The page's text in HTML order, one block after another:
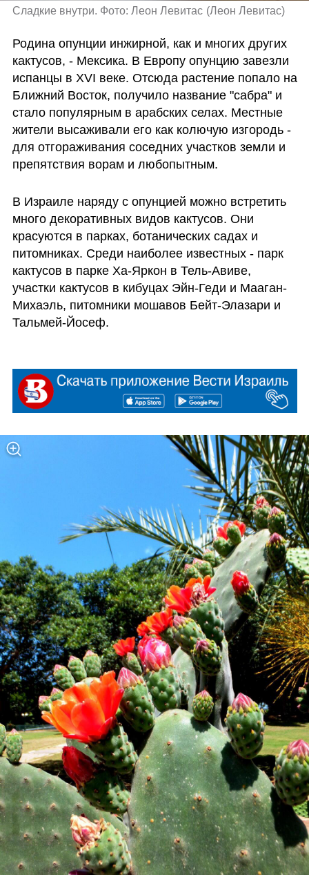
Сладкие внутри. Фото: Леон Левитас (Леон Левитас)
Родина опунции инжирной, как и многих других
кактусов, - Мексика. В Европу опунцию завезли
испанцы в XVI веке. Отсюда растение попало на
Ближний Восток, получило название "сабра" и
стало популярным в арабских селах. Местные
жители высаживали его как колючую изгородь -
для отгораживания соседних участков земли и
препятствия ворам и любопытным.
В Израиле наряду с опунцией можно встретить
много декоративных видов кактусов. Они
красуются в парках, ботанических садах и
питомниках. Среди наиболее известных - парк
кактусов в парке Ха-Яркон в Тель-Авиве,
участки кактусов в кибуцах Эйн-Геди и Мааган-
Михаэль, питомники мошавов Бейт-Элазари и
Тальмей-Йосеф.